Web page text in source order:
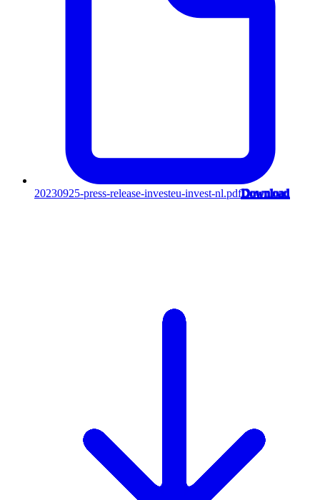
20230925-press-release-investeu-invest-nl.pdfDownload